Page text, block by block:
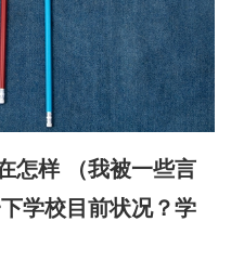
怎样 （我被一些言
学校目前状况？学